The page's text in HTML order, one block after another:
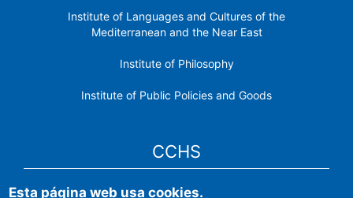
Institute of Languages ​​and Cultures of the
Mediterranean and the Near East
Institute of Philosophy
Institute of Public Policies and Goods
CCHS
CSIC Electronic Office
Esta página web usa cookies.